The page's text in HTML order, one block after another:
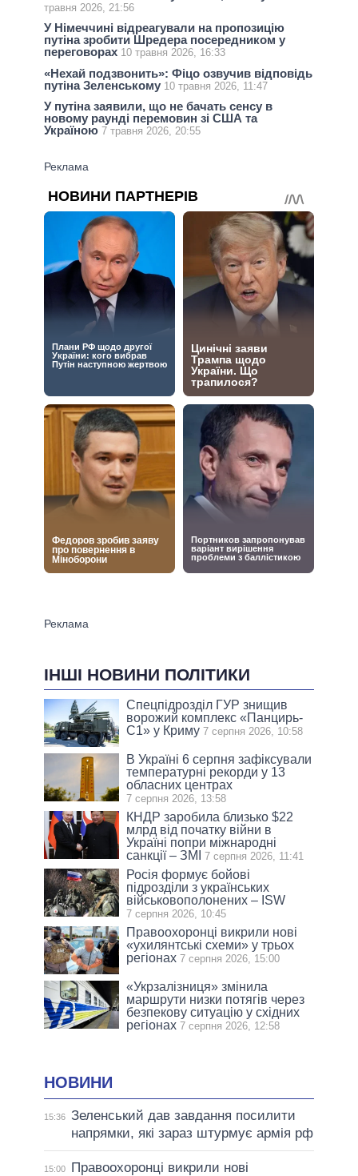
травня 2026, 21:56
У Німеччині відреагували на пропозицію
путіна зробити Шредера посередником у
переговорах 10 травня 2026, 16:33
«Нехай подзвонить»: Фіцо озвучив відповідь
путіна Зеленському 10 травня 2026, 11:47
У путіна заявили, що не бачать сенсу в
новому раунді перемовин зі США та
Україною 7 травня 2026, 20:55
ІНШІ НОВИНИ ПОЛІТИКИ
Спецпідрозділ ГУР знищив
ворожий комплекс «Панцирь-
С1» у Криму 7 серпня 2026, 10:58
В Україні 6 серпня зафіксували
температурні рекорди у 13
обласних центрах
7 серпня 2026, 13:58
КНДР заробила близько $22
млрд від початку війни в
Україні попри міжнародні
санкції – ЗМІ
7 серпня 2026, 11:41
Росія формує бойові
підрозділи з українських
військовополонених – ISW
7 серпня 2026, 10:45
Правоохоронці викрили нові
«ухилянтські схеми» у трьох
регіонах 7 серпня 2026, 15:00
«Укрзалізниця» змінила
маршрути низки потягів через
безпекову ситуацію у східних
регіонах 7 серпня 2026, 12:58
НОВИНИ
15:36 Зеленський дав завдання посилити
напрямки, які зараз штурмує армія рф
15:00
Правоохоронці викрили нові